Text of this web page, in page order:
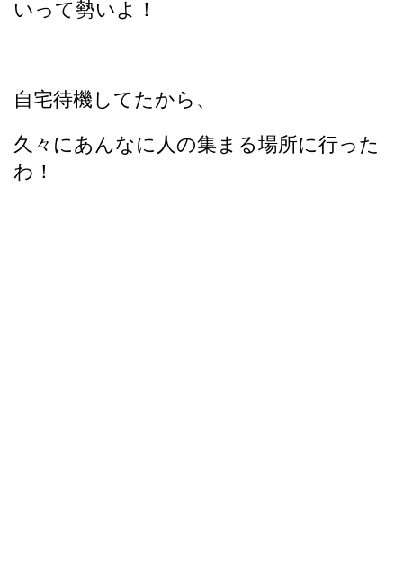
いって勢いよ！
自宅待機してたから、
久々にあんなに人の集まる場所に行った
わ！